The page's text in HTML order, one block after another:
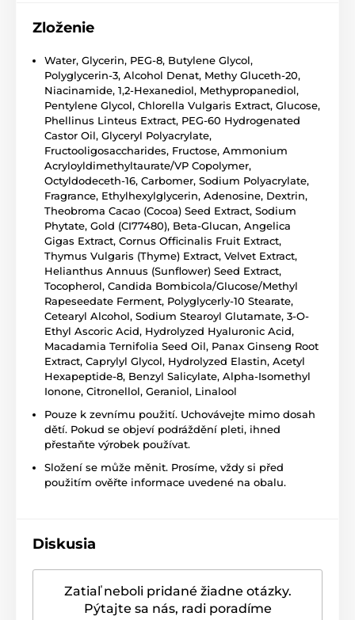
Zloženie
Water, Glycerin, PEG-8, Butylene Glycol,
Polyglycerin-3, Alcohol Denat, Methy Gluceth-20,
Niacinamide, 1,2-Hexanediol, Methypropanediol,
Pentylene Glycol, Chlorella Vulgaris Extract, Glucose,
Phellinus Linteus Extract, PEG-60 Hydrogenated
Castor Oil, Glyceryl Polyacrylate,
Fructooligosaccharides, Fructose, Ammonium
Acryloyldimethyltaurate/VP Copolymer,
Octyldodeceth-16, Carbomer, Sodium Polyacrylate,
Fragrance, Ethylhexylglycerin, Adenosine, Dextrin,
Theobroma Cacao (Cocoa) Seed Extract, Sodium
Phytate, Gold (CI77480), Beta-Glucan, Angelica
Gigas Extract, Cornus Officinalis Fruit Extract,
Thymus Vulgaris (Thyme) Extract, Velvet Extract,
Helianthus Annuus (Sunflower) Seed Extract,
Tocopherol, Candida Bombicola/Glucose/Methyl
Rapeseedate Ferment, Polyglycerly-10 Stearate,
Cetearyl Alcohol, Sodium Stearoyl Glutamate, 3-O-
Ethyl Ascoric Acid, Hydrolyzed Hyaluronic Acid,
Macadamia Ternifolia Seed Oil, Panax Ginseng Root
Extract, Caprylyl Glycol, Hydrolyzed Elastin, Acetyl
Hexapeptide-8, Benzyl Salicylate, Alpha-Isomethyl
Ionone, Citronellol, Geraniol, Linalool
Pouze k zevnímu použití. Uchovávejte mimo dosah
dětí. Pokud se objeví podráždění pleti, ihned
přestaňte výrobek používat.
Složení se může měnit. Prosíme, vždy si před
použitím ověřte informace uvedené na obalu.
Diskusia
Zatiaľ neboli pridané žiadne otázky.
Pýtajte sa nás, radi poradíme